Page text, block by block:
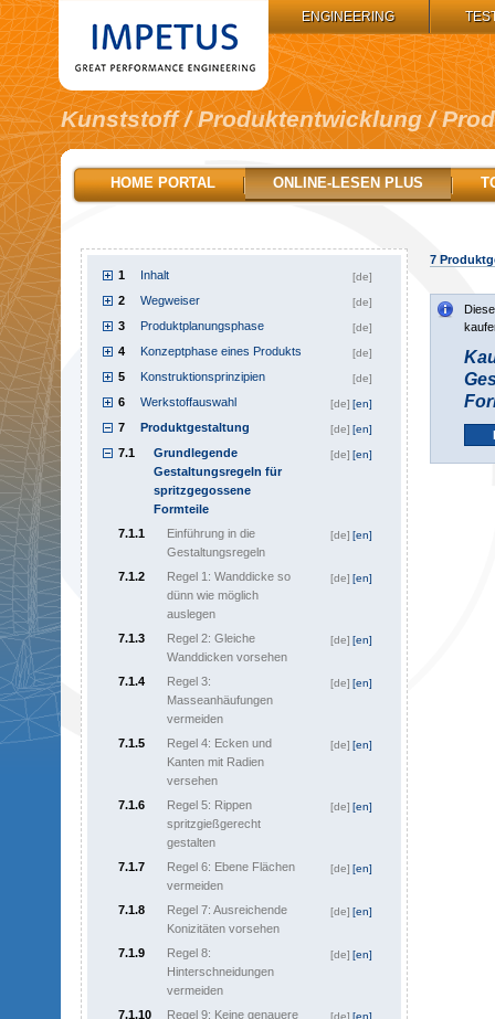
Kunststoff / Produktentwicklung /
7
1
Inhalt [de]
2 Wegweiser [de]
3 Produktplanungsphase [de]
4 Konzeptphase eines Produkts [de]
5 Konstruktionsprinzipien [de]
6 Werkstoffauswahl [en]
[de]
7 Produktgestaltung [en]
[de]
7.1
Grundlegende
Gestaltungsregeln für
spritzgegossene
Formteile
[en]
[de]
7.1.1
Einführung in die
Gestaltungsregeln
[en]
[de]
7.1.2
Regel 1: Wanddicke so
dünn wie möglich
auslegen
[en]
[de]
7.1.3
Regel 2: Gleiche
Wanddicken vorsehen
[en]
[de]
7.1.4
Regel 3:
Masseanhäufungen
vermeiden
[en]
[de]
7.1.5
Regel 4: Ecken und
Kanten mit Radien
versehen
[en]
[de]
7.1.6
Regel 5: Rippen
spritzgießgerecht
gestalten
[en]
[de]
7.1.7
Regel 6: Ebene Flächen
vermeiden
[en]
[de]
7.1.8
Regel 7: Ausreichende
Konizitäten vorsehen
[en]
[de]
7.1.9
Regel 8:
Hinterschneidungen
vermeiden
[en]
[de]
7.1.10
Regel 9: Keine genauere
[en]
[de]
HOME PORTAL ONLINE-LESEN PLUS
ENGINEERING